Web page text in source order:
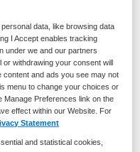
aanstelling
data, like browsing data
I Accept enables tracking
under we and our partners
or withdrawing your consent will
and ads you see may not
menu to change your choices or
Manage Preferences link on the
effect within our Website. For
Statement
and statistical cookies,